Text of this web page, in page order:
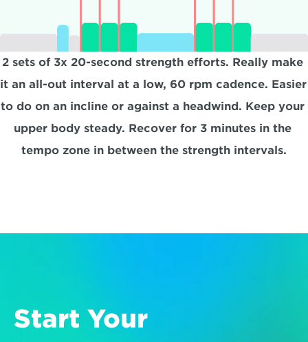
2 sets of 3x 20-second strength efforts. Really make
it an all-out interval at a low, 60 rpm cadence. Easier
to do on an incline or against a headwind. Keep your
upper body steady. Recover for 3 minutes in the
tempo zone in between the strength intervals.
Start Your